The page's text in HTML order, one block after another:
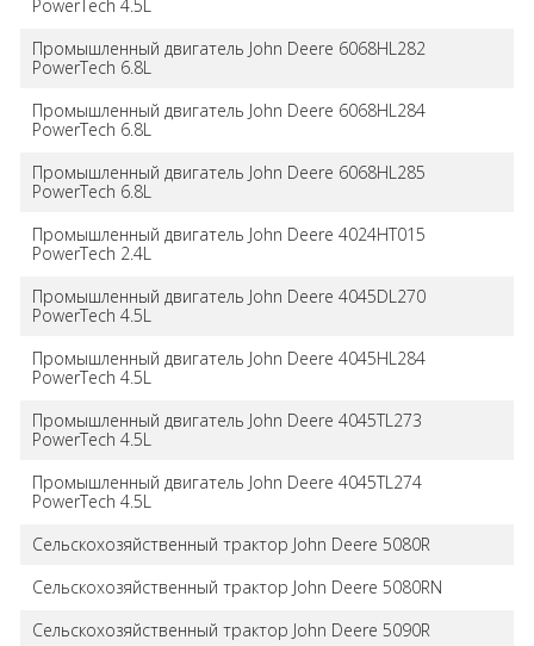
PowerTech 4.5L
Промышленный двигатель John Deere 6068HL282
PowerTech 6.8L
Промышленный двигатель John Deere 6068HL284
PowerTech 6.8L
Промышленный двигатель John Deere 6068HL285
PowerTech 6.8L
Промышленный двигатель John Deere 4024HT015
PowerTech 2.4L
Промышленный двигатель John Deere 4045DL270
PowerTech 4.5L
Промышленный двигатель John Deere 4045HL284
PowerTech 4.5L
Промышленный двигатель John Deere 4045TL273
PowerTech 4.5L
Промышленный двигатель John Deere 4045TL274
PowerTech 4.5L
Сельскохозяйственный трактор John Deere 5080R
Сельскохозяйственный трактор John Deere 5080RN
Сельскохозяйственный трактор John Deere 5090R